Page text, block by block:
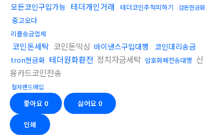
모든코인구입가능 테더개인거래 테더코인추척피하기 검돈현금화
중고오다
리플송금업체
코인돈세탁 코인돈믹싱 바이낸스구입대행 코인대리송금
tron현금화 테더원화환전 정치자금세탁 암호화폐전송대행 신
용카드코인전송
컬쳐랜드매입
좋아요 0 싫어요 0
인쇄